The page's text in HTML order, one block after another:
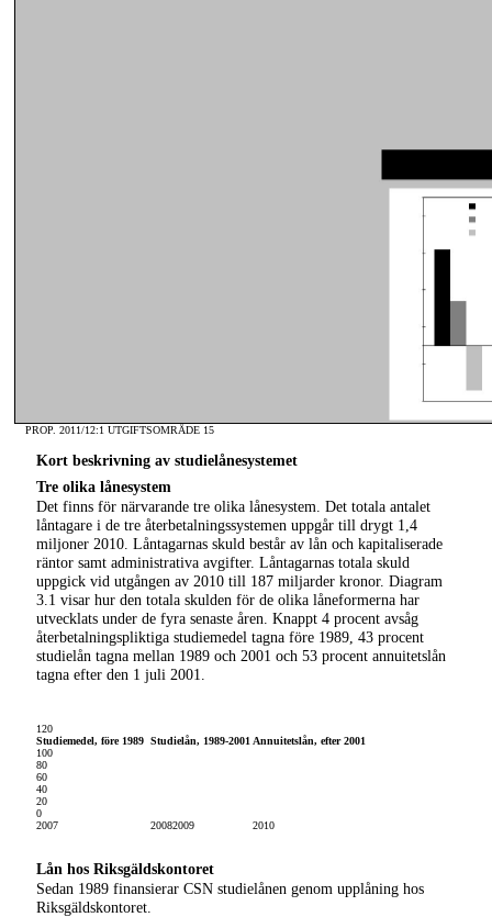
PROP. 2011/12:1 UTGIFTSOMRÅDE 15
Kort beskrivning av studielånesystemet
Tre olika lånesystem
Det finns för närvarande tre olika lånesystem. Det totala antalet
låntagare i de tre återbetalningssystemen uppgår till drygt 1,4
miljoner 2010. Låntagarnas skuld består av lån och kapitaliserade
räntor samt administrativa avgifter. Låntagarnas totala skuld
uppgick vid utgången av 2010 till 187 miljarder kronor. Diagram
3.1 visar hur den totala skulden för de olika låneformerna har
utvecklats under de fyra senaste åren. Knappt 4 procent avsåg
återbetalningspliktiga studiemedel tagna före 1989, 43 procent
studielån tagna mellan 1989 och 2001 och 53 procent annuitetslån
tagna efter den 1 juli 2001.
120
Studiemedel, före 1989 Studielån, 1989-2001 Annuitetslån, efter 2001
100
80
60
40
20
0
2007
20082009 2010
Lån hos Riksgäldskontoret
Sedan 1989 finansierar CSN studielånen genom upplåning hos
Riksgäldskontoret.